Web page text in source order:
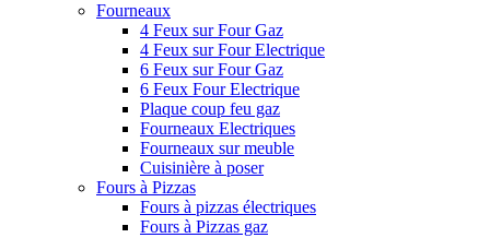
Fourneaux
4 Feux sur Four Gaz
4 Feux sur Four Electrique
6 Feux sur Four Gaz
6 Feux Four Electrique
Plaque coup feu gaz
Fourneaux Electriques
Fourneaux sur meuble
Cuisinière à poser
Fours à Pizzas
Fours à pizzas électriques
Fours à Pizzas gaz